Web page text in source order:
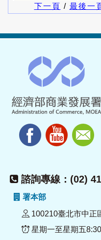
下一頁 / 最後一
諮詢專線：(02)
署本部
100210臺北市中正
星期一至星期五